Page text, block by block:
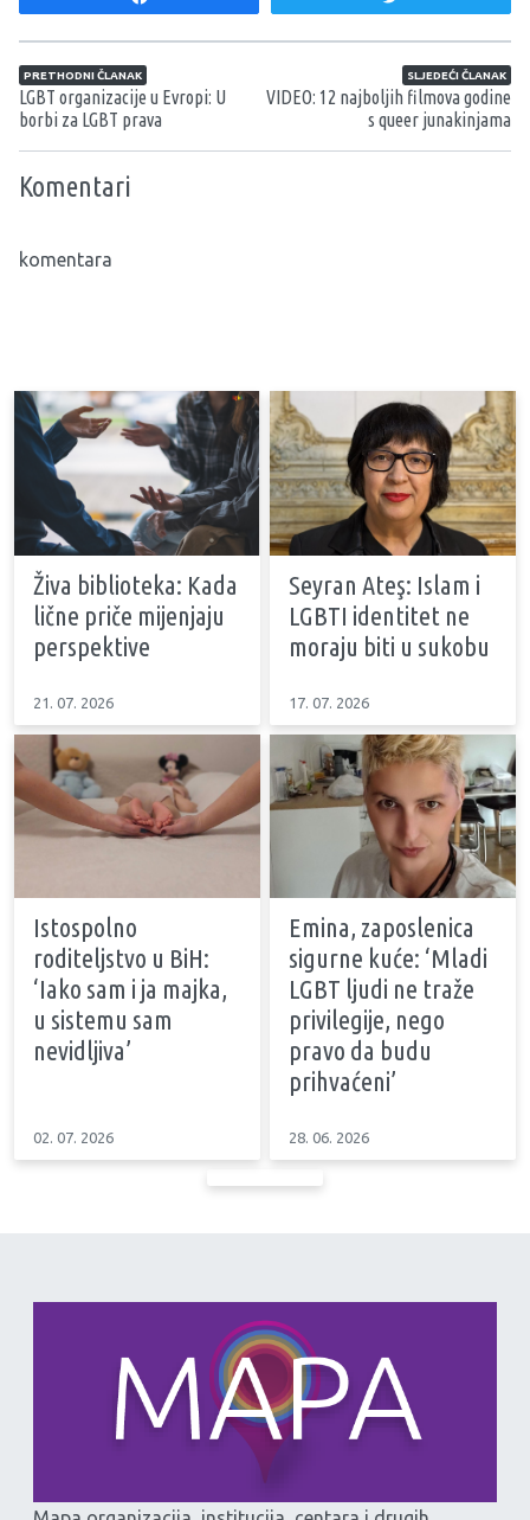
Navigacija članaka
PRETHODNI ČLANAK
LGBT organizacije u Evropi: U
borbi za LGBT prava
SLJEDEĆI ČLANAK
VIDEO: 12 najboljih filmova godine
s queer junakinjama
Komentari
komentara
Živa biblioteka: Kada
lične priče mijenjaju
perspektive
21. 07. 2026
Seyran Ateş: Islam i
LGBTI identitet ne
moraju biti u sukobu
17. 07. 2026
Istospolno
roditeljstvo u BiH:
‘Iako sam i ja majka,
u sistemu sam
nevidljiva’
02. 07. 2026
Emina, zaposlenica
sigurne kuće: ‘Mladi
LGBT ljudi ne traže
privilegije, nego
pravo da budu
prihvaćeni’
28. 06. 2026